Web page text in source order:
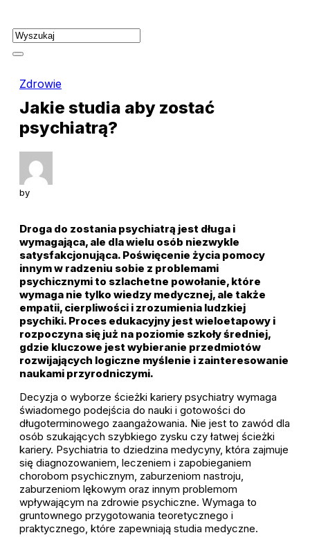
to
content
Zdrowie
Jakie studia aby zostać
psychiatrą?
by
Droga do zostania psychiatrą jest długa i
wymagająca, ale dla wielu osób niezwykle
satysfakcjonująca. Poświęcenie życia pomocy
innym w radzeniu sobie z problemami
psychicznymi to szlachetne powołanie, które
wymaga nie tylko wiedzy medycznej, ale także
empatii, cierpliwości i zrozumienia ludzkiej
psychiki. Proces edukacyjny jest wieloetapowy i
rozpoczyna się już na poziomie szkoły średniej,
gdzie kluczowe jest wybieranie przedmiotów
rozwijających logiczne myślenie i zainteresowanie
naukami przyrodniczymi.
Decyzja o wyborze ścieżki kariery psychiatry wymaga
świadomego podejścia do nauki i gotowości do
długoterminowego zaangażowania. Nie jest to zawód dla
osób szukających szybkiego zysku czy łatwej ścieżki
kariery. Psychiatria to dziedzina medycyny, która zajmuje
się diagnozowaniem, leczeniem i zapobieganiem
chorobom psychicznym, zaburzeniom nastroju,
zaburzeniom lękowym oraz innym problemom
wpływającym na zdrowie psychiczne. Wymaga to
gruntownego przygotowania teoretycznego i
praktycznego, które zapewniają studia medyczne.